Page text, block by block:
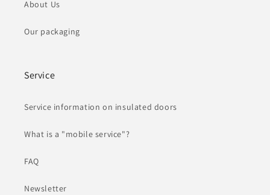
About Us
Our packaging
Service
Service information on insulated doors
What is a "mobile service"?
FAQ
Newsletter